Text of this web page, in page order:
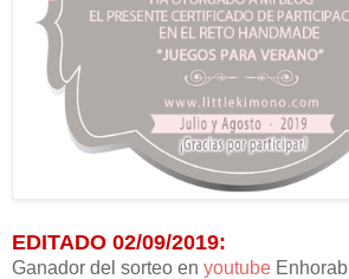
EDITADO 02/09/2019:
Ganador del sorteo en youtube